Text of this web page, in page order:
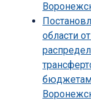
области
бюджетам